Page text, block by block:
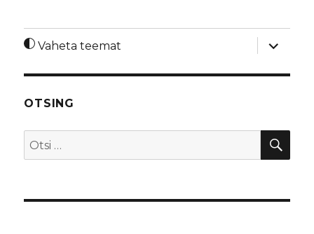
Vaheta teemat
laienda
OTSING
Otsi: